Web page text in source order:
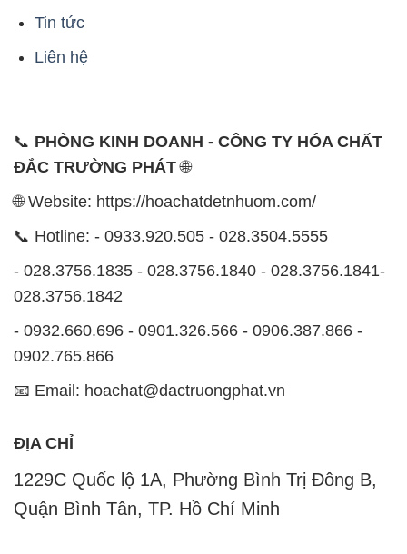
Tin tức
Liên hệ
📞 PHÒNG KINH DOANH - CÔNG TY HÓA CHẤT
ĐẮC TRƯỜNG PHÁT🌐
🌐 Website: https://hoachatdetnhuom.com/
📞 Hotline: - 0933.920.505 - 028.3504.5555
- 028.3756.1835 - 028.3756.1840 - 028.3756.1841-
028.3756.1842
- 0932.660.696 - 0901.326.566 - 0906.387.866 -
0902.765.866
📧 Email: hoachat@dactruongphat.vn
ĐỊA CHỈ
1229C Quốc lộ 1A, Phường Bình Trị Đông B,
Quận Bình Tân, TP. Hồ Chí Minh